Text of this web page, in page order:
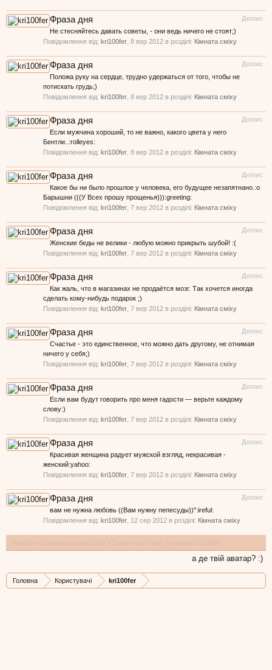
Допис
Фраза дня
Не стесняйтесь давать советы, - они ведь ничего не стоят;)
Повідомлення від: kri100fer 8 вер 2012 в розділі: Кімната сміху
Допис
Фраза дня
Положа руку на сердце, трудно удержаться от того, чтобы не
потискать грудь;)
Повідомлення від: kri100fer 8 вер 2012 в розділі: Кімната сміху
Допис
Фраза дня
Если мужчина хороший, то не важно, какого цвета у него
Бентли..:rolleyes:
Повідомлення від: kri100fer 8 вер 2012 в розділі: Кімната сміху
Допис
Фраза дня
Какое бы ни было прошлое у человека, его будущее незапятнано.:o
Барышни (((У Всех прошу прощенья))):greeting:
Повідомлення від: kri100fer 7 вер 2012 в розділі: Кімната сміху
Допис
Фраза дня
Женские беды не велики - любую можно прикрыть шубой! :(
Повідомлення від: kri100fer 7 вер 2012 в розділі: Кімната сміху
Допис
Фраза дня
Как жаль, что в магазинах не продаётся мозг. Так хочется иногда
сделать кому-нибудь подарок ;)
Повідомлення від: kri100fer 7 вер 2012 в розділі: Кімната сміху
Допис
Фраза дня
Счастье - это единственное, что можно дать другому, не отнимая
ничего у себя;)
Повідомлення від: kri100fer 7 вер 2012 в розділі: Кімната сміху
Допис
Фраза дня
Если вам будут гoворить про меня гадости — верьте каждому
слову:)
Повідомлення від: kri100fer 7 вер 2012 в розділі: Кімната сміху
Допис
Фраза дня
Красивая женщина радует мужской взгляд, некрасивая -
женский:yahoo:
Повідомлення від: kri100fer 7 вер 2012 в розділі: Кімната сміху
Допис
Фраза дня
вам не нужна любовь ((Вам нужну пепесуды))":ireful:
Повідомлення від: kri100fer 12 сер 2012 в розділі: Кімната сміху
а де твій аватар? :)
Головна Користувачі kri100fer